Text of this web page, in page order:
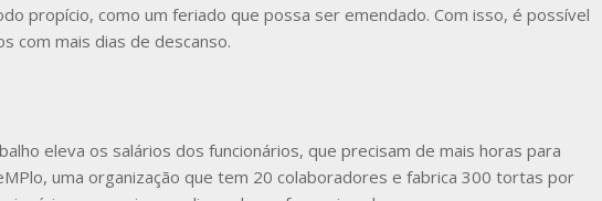
propício, como um feriado que possa ser emendado. Com isso, é possível
com mais dias de descanso.
eleva os salários dos funcionários, que precisam de mais horas para
uma organização que tem 20 colaboradores e fabrica 300 tortas por